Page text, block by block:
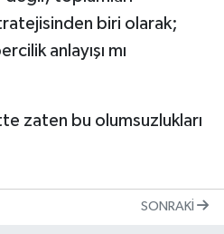
biri olarak;
anlayışı mı
zaten bu olumsuzlukları
SONRAKI